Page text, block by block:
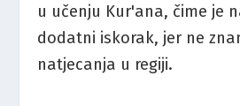
u učenju Kur'ana, čime je
dodatni iskorak, jer ne
natjecanja u regiji.